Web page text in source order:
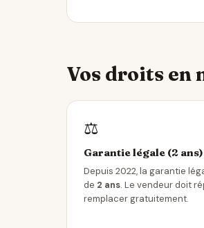
Vos droits en
⚖️
Garantie légale (2 ans)
Depuis 2022, la garantie
de 2 ans. Le vendeur doit
remplacer gratuitement.